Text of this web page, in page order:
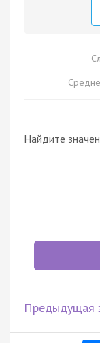
Найдите
Предыдущая